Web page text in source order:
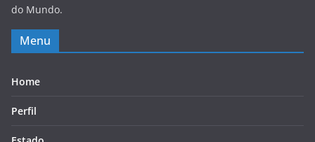
do Mundo.
Menu
Home
Perfil